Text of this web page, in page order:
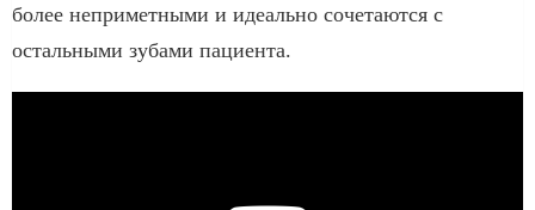
более неприметными и идеально сочетаются с
остальными зубами пациента.